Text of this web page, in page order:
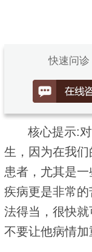
快速问诊
核心提示:
生，因为在我
患者，尤其是
疾病更是非常
法得当，很快
不要让他病情加